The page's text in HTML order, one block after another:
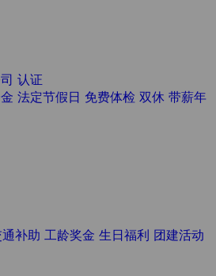
认证
法定节假日 免费体检 双休 带薪年
补助 工龄奖金 生日福利 团建活动